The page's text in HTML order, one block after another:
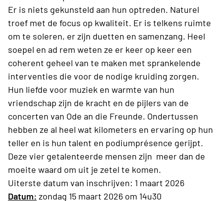
Er is niets gekunsteld aan hun optreden. Naturel
troef met de focus op kwaliteit. Er is telkens ruimte
om te soleren, er zijn duetten en samenzang. Heel
soepel en ad rem weten ze er keer op keer een
coherent geheel van te maken met sprankelende
interventies die voor de nodige kruiding zorgen.
Hun liefde voor muziek en warmte van hun
vriendschap zijn de kracht en de pijlers van de
concerten van Ode an die Freunde. Ondertussen
hebben ze al heel wat kilometers en ervaring op hun
teller en is hun talent en podiumprésence gerijpt.
Deze vier getalenteerde mensen zijn meer dan de
moeite waard om uit je zetel te komen.
Uiterste datum van inschrijven: 1 maart 2026
Datum: zondag 15 maart 2026 om 14u30